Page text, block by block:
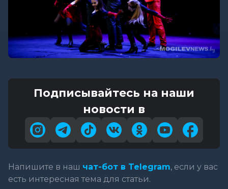
Подписывайтесь на наши
новости в
Напишите в наш чат-бот в Telegram, если у вас
есть интересная тема для статьи.